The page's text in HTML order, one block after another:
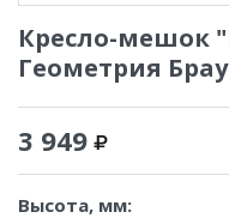
Кресло-мешок
Геометрия
3 949
Высота, мм: